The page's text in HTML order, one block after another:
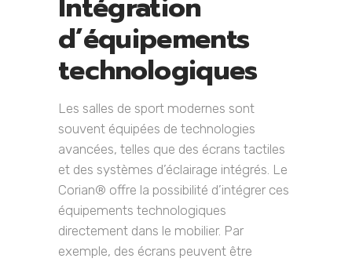
d’équipements
technologiques
Les salles de sport modernes sont
souvent équipées de technologies
avancées, telles que des écrans tactiles
et des systèmes d’éclairage intégrés. Le
Corian® offre la possibilité d’intégrer ces
équipements technologiques
directement dans le mobilier. Par
exemple, des écrans peuvent être